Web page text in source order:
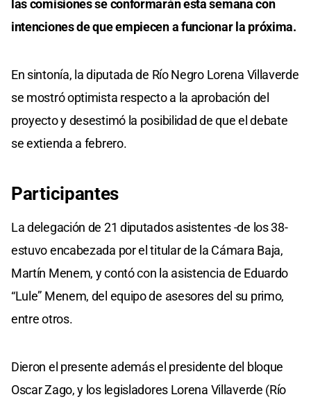
las comisiones se conformarán esta semana con
intenciones de que empiecen a funcionar la próxima.
En sintonía, la diputada de Río Negro Lorena Villaverde
se mostró optimista respecto a la aprobación del
proyecto y desestimó la posibilidad de que el debate
se extienda a febrero.
Participantes
La delegación de 21 diputados asistentes -de los 38-
estuvo encabezada por el titular de la Cámara Baja,
Martín Menem, y contó con la asistencia de Eduardo
“Lule” Menem, del equipo de asesores del su primo,
entre otros.
Dieron el presente además el presidente del bloque
Oscar Zago, y los legisladores Lorena Villaverde (Río